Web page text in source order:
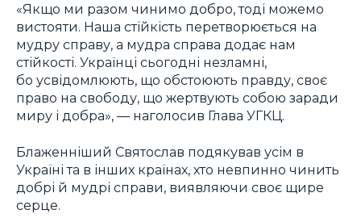
«Якщо ми разом чинимо добро, тоді можемо
вистояти. Наша стійкість перетворюється на
мудру справу, а мудра справа додає нам
стійкості. Українці сьогодні незламні,
бо усвідомлюють, що обстоюють правду, своє
право на свободу, що жертвують собою заради
миру і добра», — наголосив Глава УГКЦ.
Блаженніший Святослав подякував усім в
Україні та в інших країнах, хто невпинно чинить
добрі й мудрі справи, виявляючи своє щире
серце.